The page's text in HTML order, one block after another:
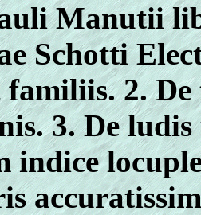
Manutii
Schotti
familiis. 2.
3. De
indice